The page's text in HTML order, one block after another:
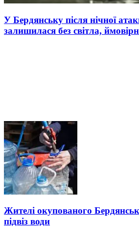
У Бердянську після нічної
залишилася без світла,
Жителі окупованого
підвіз води